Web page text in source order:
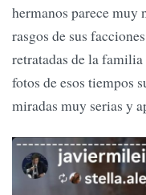
hermanos parece muy
rasgos de sus
retratadas de la
fotos de esos tiempos
miradas muy serias y